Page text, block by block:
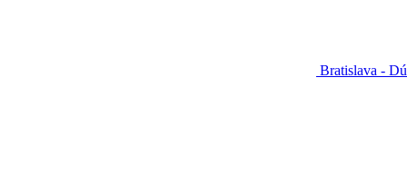
Bratislava -